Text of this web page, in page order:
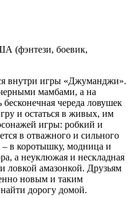
(фэнтези, боевик,
внутри игры «Джуманджи».
мамбами, а на
череда ловушек
и остаться в живых, им
игры: робкий и
в отважного и сильного
– в коротышку, модница и
а неуклюжая и нескладная
ловкой амазонкой. Друзьям
новым и таким
дорогу домой.